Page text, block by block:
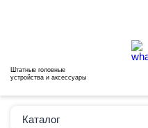
Штатные головные
устройства и аксессуары
Каталог